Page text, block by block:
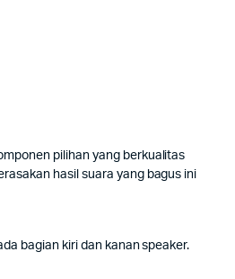
pilihan yang berkualitas
hasil suara yang bagus ini
bagian kiri dan kanan speaker.